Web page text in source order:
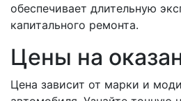
обеспечивает длительную
капитального ремонта.
Цены на
Цена зависит от марки и